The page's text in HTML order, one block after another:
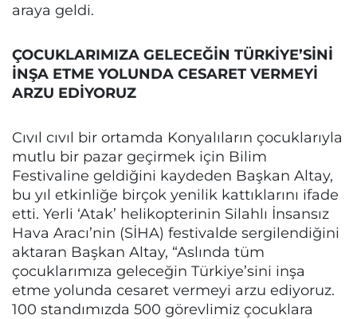
araya geldi.
ÇOCUKLARIMIZA GELECEĞİN TÜRKİYE’SİNİ
İNŞA ETME YOLUNDA CESARET VERMEYİ
ARZU EDİYORUZ
Cıvıl cıvıl bir ortamda Konyalıların çocuklarıyla
mutlu bir pazar geçirmek için Bilim
Festivaline geldiğini kaydeden Başkan Altay,
bu yıl etkinliğe birçok yenilik kattıklarını ifade
etti. Yerli ‘Atak’ helikopterinin Silahlı İnsansız
Hava Aracı’nin (SİHA) festivalde sergilendiğini
aktaran Başkan Altay, “Aslında tüm
çocuklarımıza geleceğin Türkiye’sini inşa
etme yolunda cesaret vermeyi arzu ediyoruz.
100 standımızda 500 görevlimiz çocuklara